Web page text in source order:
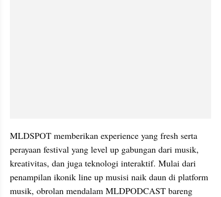
MLDSPOT memberikan experience yang fresh serta
perayaan festival yang level up gabungan dari musik,
kreativitas, dan juga teknologi interaktif. Mulai dari
penampilan ikonik line up musisi naik daun di platform
musik, obrolan mendalam MLDPODCAST bareng